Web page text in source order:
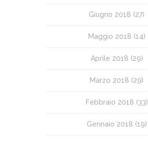
Giugno 2018 (27)
Maggio 2018 (14)
Aprile 2018 (29)
Marzo 2018 (29)
Febbraio 2018 (33)
Gennaio 2018 (19)